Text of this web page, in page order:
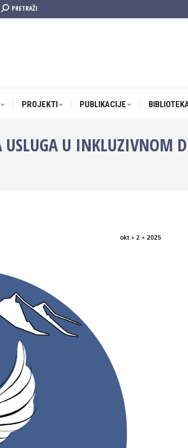
Search:PRETRAŽI
PROJEKTI PUBLIKACIJE
USLUGA U INKLUZIVNOM
okt 2 2025
PROJEKTI PUBLIKACIJE